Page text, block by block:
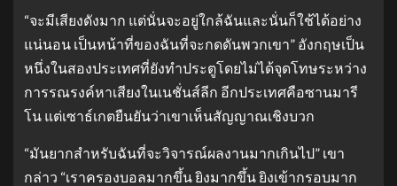
“จะมีเสียงดังมาก แต่นั่นจะอยู่ใกล้ฉันและนั่นก็ใช้ได้อย่าง
แน่นอน เป็นหน้าที่ของฉันที่จะกดดันพวกเขา” อังกฤษเป็น
หนึ่งในสองประเทศที่ยังทำประตูโดยไม่ได้จุดโทษระหว่าง
การรณรงค์หาเสียงในเนชั่นส์ลีก อีกประเทศคือซานมารี
โน แต่เซาธ์เกตยืนยันว่าเขาเห็นสัญญาณเชิงบวก
“มันยากสำหรับฉันที่จะวิจารณ์ผลงานมากเกินไป” เขา
กล่าว “เราครองบอลมากขึ้น ยิงมากขึ้น ยิงเข้ากรอบมาก